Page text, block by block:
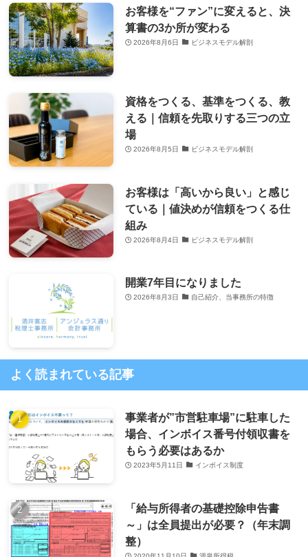
お客様を“ファン”に変えると、決
算書の3か所が変わる
2026年8月6日 ビジネスモデル解剖
資格をつくる、基準をつくる、教
える｜信頼を先取りする三つの立
場
2026年8月5日 ビジネスモデル解剖
お客様は「高いから良い」と感じ
ている｜値決めが信頼をつくる仕
組み
2026年8月4日 ビジネスモデル解剖
開業7年目になりました
2026年8月3日 自己紹介、当事務所の特徴
よく読まれている記事
事業者が”市営駐車場”に駐車した
場合、インボイス番号付領収書を
もらう必要はあるか
2023年5月11日 インボイス制度
「給与所得者の基礎控除申告書
～」は全員提出が必要？（年末調
整）